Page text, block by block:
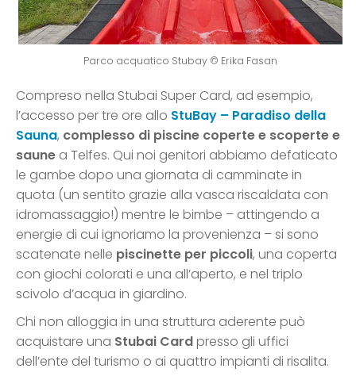
Parco acquatico Stubay © Erika Fasan
Compreso nella Stubai Super Card, ad esempio,
l’accesso per tre ore allo StuBay – Paradiso della
Sauna, complesso di piscine coperte e scoperte e
saune a Telfes. Qui noi genitori abbiamo defaticato
le gambe dopo una giornata di camminate in
quota (un sentito grazie alla vasca riscaldata con
idromassaggio!) mentre le bimbe – attingendo a
energie di cui ignoriamo la provenienza – si sono
scatenate nelle piscinette per piccoli, una coperta
con giochi colorati e una all’aperto, e nel triplo
scivolo d’acqua in giardino.
Chi non alloggia in una struttura aderente può
acquistare una Stubai Cardpresso gli uffici
dell’ente del turismo o ai quattro impianti di risalita.